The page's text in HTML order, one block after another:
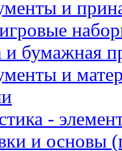
и
и бумажная
и
-
и основы